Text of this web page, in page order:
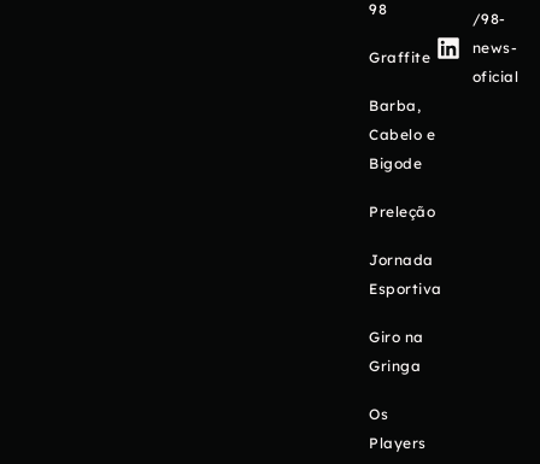
98
Graffite
Barba,
Cabelo e
Bigode
Preleção
Jornada
Esportiva
Giro na
Gringa
Os
Players
/98-
news-
oficial